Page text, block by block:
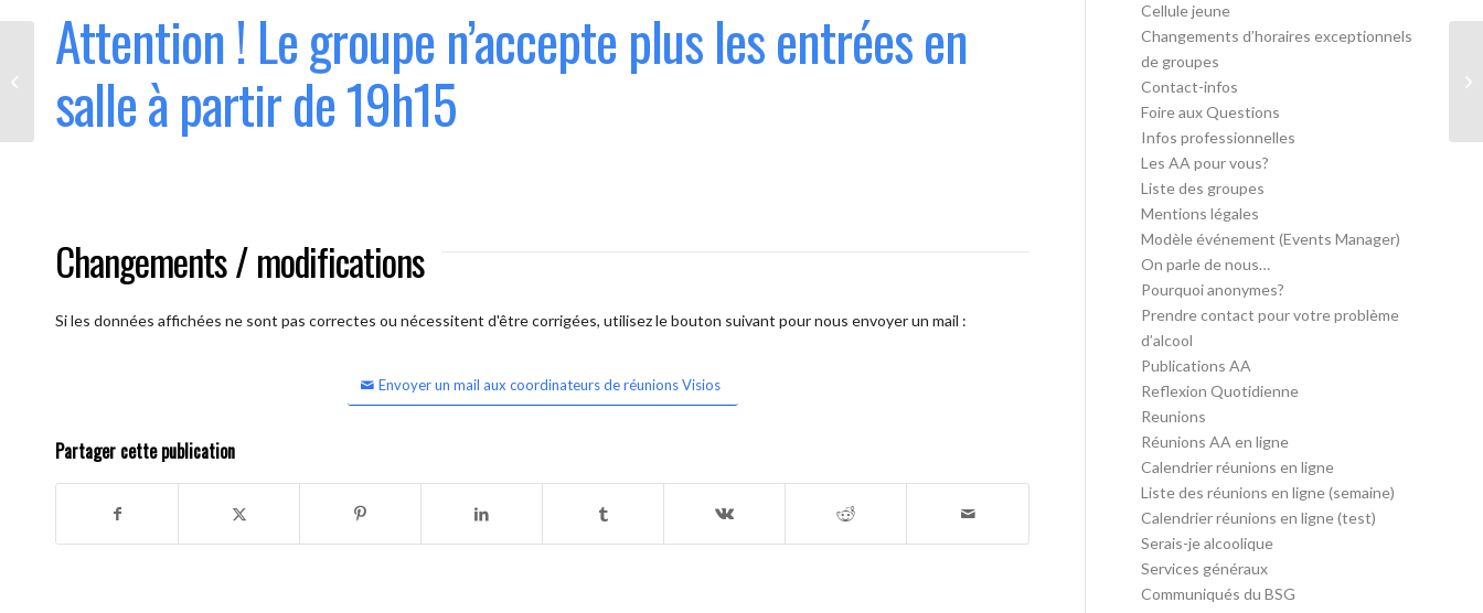
Attention ! Le groupe n’accepte plus les entrées en
salle à partir de 19h15
Changements / modifications
Si les données affichées ne sont pas correctes ou nécessitent d'être corrigées, utilisez le bouton suivant pour nous envoyer un mail :
Envoyer un mail aux coordinateurs de réunions Visios
Partager cette publication
Cellule jeune
Changements d’horaires exceptionnels
de groupes
Contact-infos
Foire aux Questions
Infos professionnelles
Les AA pour vous?
Liste des groupes
Mentions légales
Modèle événement (Events Manager)
On parle de nous…
Pourquoi anonymes?
Prendre contact pour votre problème
d’alcool
Publications AA
Reflexion Quotidienne
Reunions
Réunions AA en ligne
Calendrier réunions en ligne
Liste des réunions en ligne (semaine)
Calendrier réunions en ligne (test)
Serais-je alcoolique
Services généraux
Communiqués du BSG
Bouge “Saint-Luc” (Ouvert 1°
mercredi du mois)